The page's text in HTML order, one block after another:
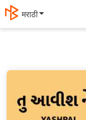
मराठी